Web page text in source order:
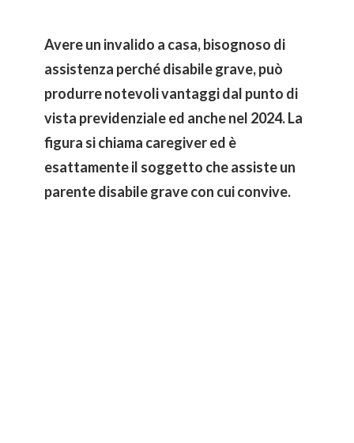
Avere un invalido a casa, bisognoso di
assistenza perché disabile grave, può
produrre notevoli vantaggi dal punto di
vista previdenziale ed anche nel 2024. La
figura si chiama caregiver ed è
esattamente il soggetto che assiste un
parente disabile grave con cui convive.